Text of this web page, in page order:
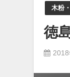
木粉
徳
2018